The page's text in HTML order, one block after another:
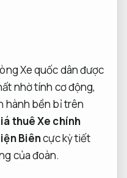
Xe quốc dân được
nhờ tính cơ động,
hành bền bỉ trên
thuê Xe chính
Biêncực kỳ tiết
của đoàn.